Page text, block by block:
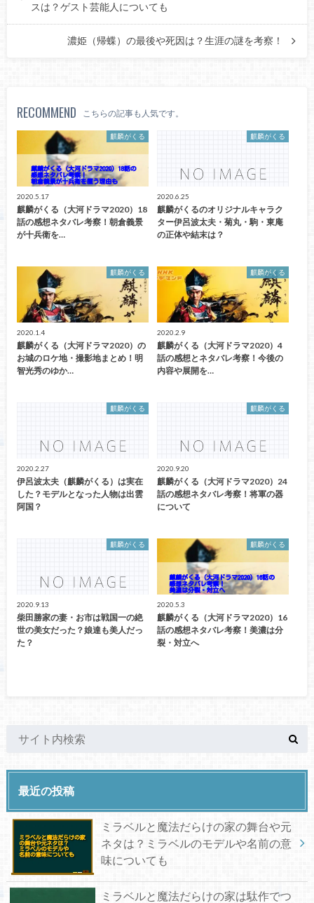
スは？ゲスト芸能人についても
濃姫（帰蝶）の最後や死因は？生涯の謎を考察！
RECOMMEND こちらの記事も人気です。
麒麟がくる
2020.5.17
麒麟がくる（大河ドラマ2020）18
話の感想ネタバレ考察！朝倉義景
が十兵衛を…
麒麟がくる
2020.6.25
麒麟がくるのオリジナルキャラク
ター伊呂波太夫・菊丸・駒・東庵
の正体や結末は？
麒麟がくる
2020.1.4
麒麟がくる（大河ドラマ2020）の
お城のロケ地・撮影地まとめ！明
智光秀のゆか…
麒麟がくる
2020.2.9
麒麟がくる（大河ドラマ2020）4
話の感想とネタバレ考察！今後の
内容や展開を…
麒麟がくる
2020.2.27
伊呂波太夫（麒麟がくる）は実在
した？モデルとなった人物は出雲
阿国？
麒麟がくる
2020.9.20
麒麟がくる（大河ドラマ2020）24
話の感想ネタバレ考察！将軍の器
について
麒麟がくる
2020.9.13
柴田勝家の妻・お市は戦国一の絶
世の美女だった？娘達も美人だっ
た？
麒麟がくる
2020.5.3
麒麟がくる（大河ドラマ2020）16
話の感想ネタバレ考察！美濃は分
裂・対立へ
最近の投稿
ミラベルと魔法だらけの家の舞台や元
ネタは？ミラベルのモデルや名前の意
味についても
ミラベルと魔法だらけの家は駄作でつ